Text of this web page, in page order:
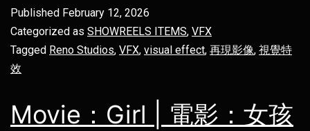
Published February 12, 2026
Categorized as SHOWREELS ITEMS, VFX
Tagged Reno Studios, VFX, visual effect, 再現影像, 視覺特
效
Movie：Girl | 電影：女孩